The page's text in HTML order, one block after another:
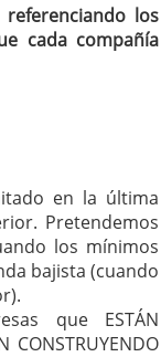
referenciando los
cada compañía
en la última
Pretendemos
los mínimos
bajista (cuando
que ESTÁN
CONSTRUYENDO